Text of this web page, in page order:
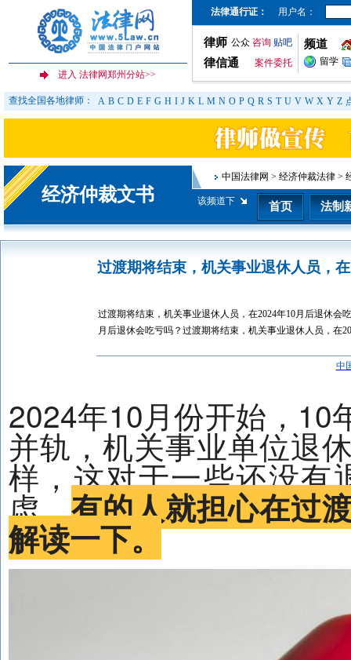
法律通行证： 用户名：
律师 公众 咨询 贴吧
律信通 案件委托
频道
留学
查找全国各地律师： A B C D E F G H I J K L M N O P Q R S T U V W X Y Z
经济仲裁文书
中国法律网 > 经济仲裁法律 >
该频道下 首页 法制
过渡期将结束，机关事业退休人员，
过渡期将结束，机关事业退休人员，在2024年10月后退休会
月后退休会吃亏吗？过渡期将结束，机关事业退休人员，在
中
2024年10月份开始，10
并轨，机关事业单位退
样，这对于一些还没有
虑。有的人就担心在过
解读一下。